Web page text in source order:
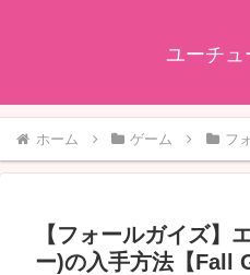
ユーチュ
ホーム ゲーム フ
【フォールガイズ】
ー)の入手方法【Fall